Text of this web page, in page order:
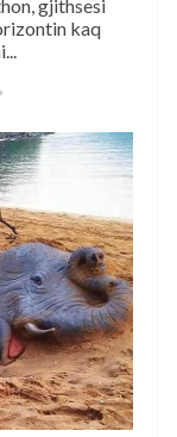
gjithsesi
kaq